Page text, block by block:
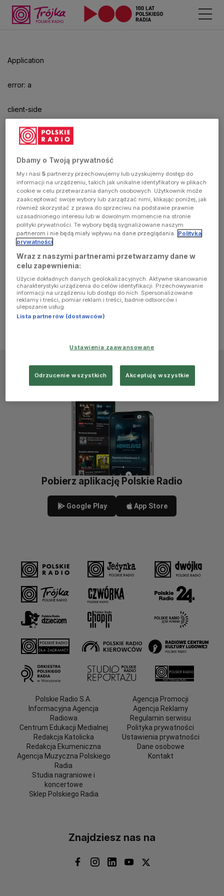
Application
error: a
client-side
exception
has
occurred
(see the
browser
console for
more
information)
Pobierz aplikację Polskie Radio
Google Play App Store
Polskie Radio S.A.
Informacyjna Agencja
Radiowa
Centrum Edukacji Medialnej
Redakcja Katolicka
Redakcja Ekumeniczna
Agencja Muzyczna Polskiego
Radia
Studia nagraniowe i
koncertowe
Sklep Polskiego Radia
Agencja Promocji
Agencja Reklamy
Regulamin serwisu
Polityka prywatności
Ustawienia prywatności
Dane osobowe
Kontakt
Znajdziesz nas na
Dbamy o Twoją prywatność
My i nasi5 partnerzy przechowujemy lub uzyskujemy dostęp do
informacji na urządzeniu, takich jak unikalne identyfikatory w plikach
cookie w celu przetwarzania danych osobowych. Użytkownik może
zaakceptować swoje wybory lub zarządzać nimi, klikając poniżej, jak
również skorzystać z prawa do sprzeciwu na podstawie prawnie
uzasadnionego interesu lub w dowolnym momencie na stronie
polityki prywatności. Te wybory będą sygnalizowane naszym
partnerom i nie będą miały wpływu na dane przeglądania. Polityka
prywatności
Wraz z naszymi partnerami przetwarzamy dane w
celu zapewnienia:
Użycie dokładnych danych geolokalizacyjnych. Aktywne skanowanie
charakterystyki urządzenia do celów identyfikacji. Przechowywanie
informacji na urządzeniu lub dostęp do nich. Spersonalizowane
reklamy i treści, pomiar reklam i treści, badnie odbiorców i
ulepszanie usług.
Lista partnerów (dostawców)
Ustawienia zaawansowane
Odrzucenie wszystkich Akceptuję wszystkie